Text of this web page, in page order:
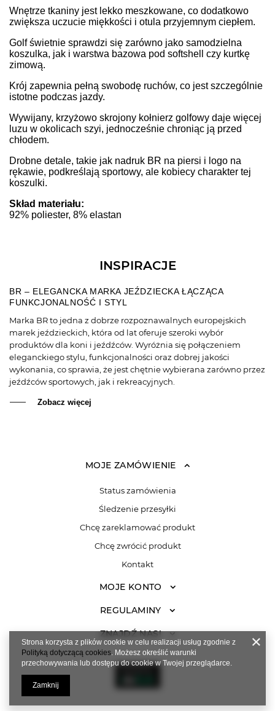
Wnętrze tkaniny jest lekko meszkowane, co dodatkowo
zwiększa uczucie miękkości i otula przyjemnym ciepłem.
Golf świetnie sprawdzi się zarówno jako samodzielna
koszulka, jak i warstwa bazowa pod softshell czy kurtkę
zimową.
Krój zapewnia pełną swobodę ruchów, co jest szczególnie
istotne podczas jazdy.
Wywijany, krzyżowo skrojony kołnierz golfowy daje więcej
luzu w okolicach szyi, jednocześnie chroniąc ją przed
chłodem.
Drobne detale, takie jak nadruk BR na piersi i logo na
rękawie, podkreślają sportowy, ale kobiecy charakter tej
koszulki.
Skład materiału:
92% poliester, 8% elastan
INSPIRACJE
BR – ELEGANCKA MARKA JEŹDZIECKA ŁĄCZĄCA
FUNKCJONALNOŚĆ I STYL
Marka BR to jedna z dobrze rozpoznawalnych europejskich
marek jeździeckich, która od lat oferuje szeroki wybór
produktów dla koni i jeźdźców. Wyróżnia się połączeniem
eleganckiego stylu, funkcjonalności oraz dobrej jakości
wykonania, co sprawia, że jest chętnie wybierana zarówno przez
jeźdźców sportowych, jak i rekreacyjnych.
Zobacz więcej
MOJE ZAMÓWIENIE
Status zamówienia
Śledzenie przesyłki
Chcę zareklamować produkt
Chcę zwrócić produkt
Kontakt
MOJE KONTO
REGULAMINY
ZNAJDŹ NAS!
Strona korzysta z plików cookie w celu realizacji usług zgodnie z
Polityką dotyczącą cookies. Możesz określić warunki
przechowywania lub dostępu do cookie w Twojej przeglądarce.
Zamknij